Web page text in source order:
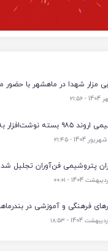
پتروشیمی فن‌آوران تجلیل شد